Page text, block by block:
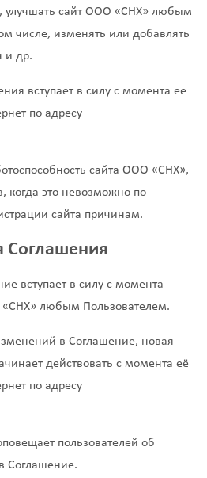
улучшать сайт ООО «СНХ» любым
числе, изменять или добавлять
и др.
вступает в силу с момента ее
по адресу
сайта ООО «СНХ»,
когда это невозможно по
сайта причинам.
Соглашения
вступает в силу с момента
любым Пользователем.
в Соглашение, новая
действовать с момента её
по адресу
пользователей об
Соглашение.